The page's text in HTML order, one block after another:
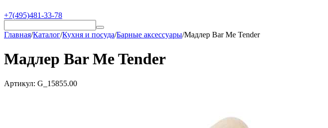
+7(495)481-33-78
Главная/Каталог/Кухня и посуда/Барные аксессуары/Мадлер Bar Me Tender
Мадлер Bar Me Tender
Артикул: G_15855.00